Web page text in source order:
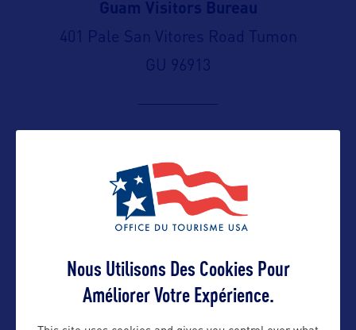
Guam Visitors Bureau
401 Pale San Vitores Road Tumon
GU 96913
https://www.visitguam.com/contact-
us/
Suivre
Nous Utilisons Des Cookies Pour
Améliorer Votre Expérience.